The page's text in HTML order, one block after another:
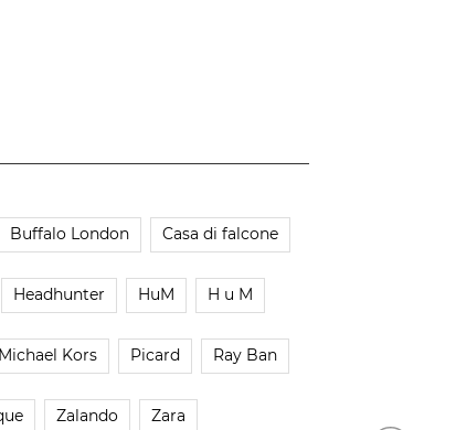
Buffalo London Casa di falcone
Headhunter HuM H u M
Michael Kors Picard Ray Ban
Zalando Zara